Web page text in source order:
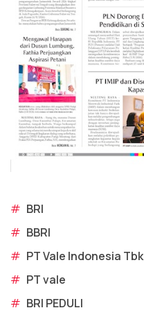
# BRI
# BBRI
# PT Vale Indonesia Tbk
# PT vale
# BRI PEDULI